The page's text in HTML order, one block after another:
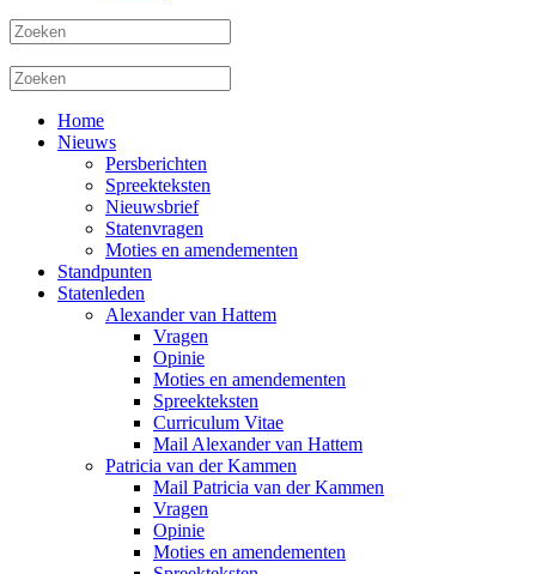
Home
Nieuws
Persberichten
Spreekteksten
Nieuwsbrief
Statenvragen
Moties en amendementen
Standpunten
Statenleden
Alexander van Hattem
Vragen
Opinie
Moties en amendementen
Spreekteksten
Curriculum Vitae
Mail Alexander van Hattem
Patricia van der Kammen
Mail Patricia van der Kammen
Vragen
Opinie
Moties en amendementen